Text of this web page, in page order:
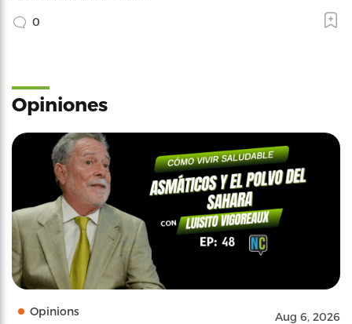
0
Opiniones
Opinions Aug 6, 2026